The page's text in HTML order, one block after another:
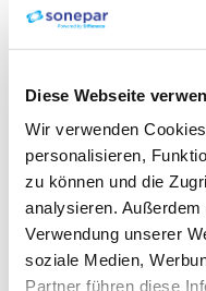
Diese Webseite
Wir verwenden
personalisieren,
zu können und die
analysieren.
Verwendung unserer
soziale Medien,
Partner führen diese